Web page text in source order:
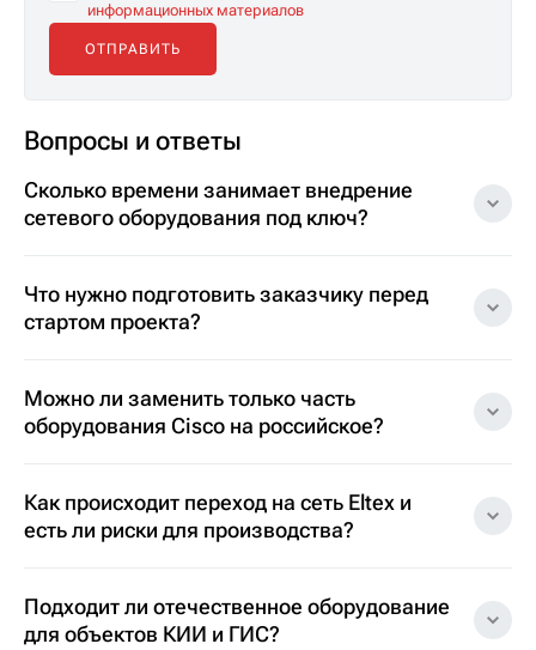
информационных материалов
Вопросы и ответы
Сколько времени занимает внедрение
сетевого оборудования под ключ?
Что нужно подготовить заказчику перед
стартом проекта?
Можно ли заменить только часть
оборудования Cisco на российское?
Как происходит переход на сеть Eltex и
есть ли риски для производства?
Подходит ли отечественное оборудование
для объектов КИИ и ГИС?